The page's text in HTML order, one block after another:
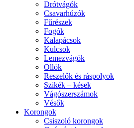
Drótvágók
Csavarhúzók
Fűrészek
Fogók
Kalapácsok
Kulcsok
Lemezvágók
Ollók
Reszelők és ráspolyok
Szikék – kések
Vágószerszámok
Vésők
Korongok
Csiszoló korongok